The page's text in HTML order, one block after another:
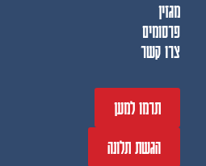
מגזין
פרסומים
צרו קשר
תרמו למען
הגשת תלונה